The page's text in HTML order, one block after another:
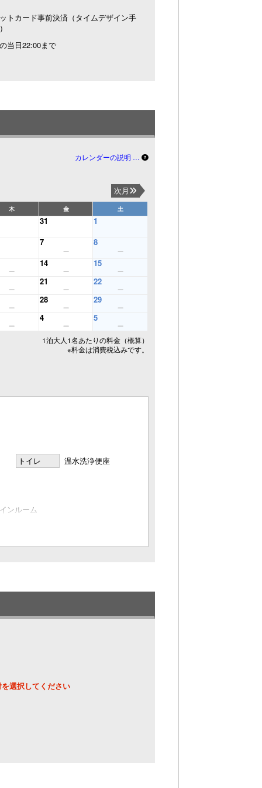
トカード事前決済（タイムデザイン手
当日22:00まで
カレンダーの説明 …
次月
木 金 土
31
1
7
8
14
15
21
22
28
29
4
5
1泊大人1名あたりの料金（概算）
※料金は消費税込みです。
トイレ 温水洗浄便座
ンルーム
ン時お選びいただけます。
選択してください